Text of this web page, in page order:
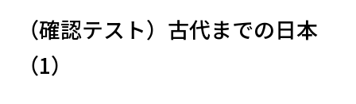
（確認テスト）古代までの日本
（1）